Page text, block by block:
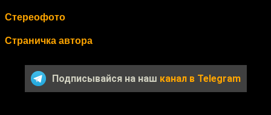
Стереофото
Страничка автора
Подписывайся на наш канал в Telegram